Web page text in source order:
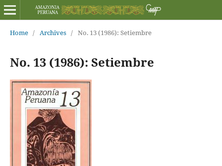
Home / Archives / No. 13 (1986): Setiembre
No. 13 (1986): Setiembre